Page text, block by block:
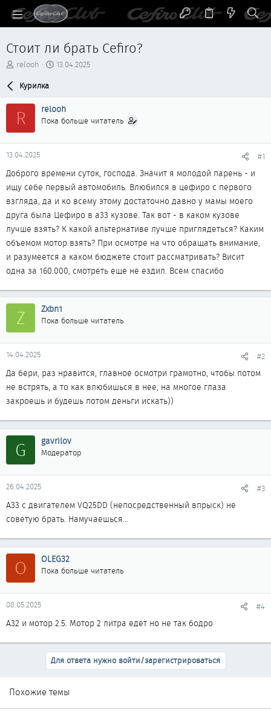
Стоит ли брать Cefiro?
А
р
т
м
ы
relooh
Д
н
а
а
13.04.2025
Курилка
R relooh
Пока больше читатель
13.04.2025 #1
Доброго времени суток, господа. Значит я молодой парень - и
ищу себе первый автомобиль. Влюбился в цефиро с первого
взгляда, да и ко всему этому достаточно давно у мамы моего
друга была Цефиро в а33 кузове. Так вот - в каком кузове
лучше взять? К какой альтернативе лучше приглядеться? Каким
объемом мотор взять? При осмотре на что обращать внимание,
и разумеется а каком бюджете стоит рассматривать? Висит
одна за 160.000, смотреть еще не ездил. Всем спасибо
Z Zxbn1
Пока больше читатель
14.04.2025 #2
Да бери, раз нравится, главное осмотри грамотно, чтобы потом
не встрять, а то как влюбишься в нее, на многое глаза
закроешь и будешь потом деньги искать))
G gavrilov
Модератор
26.04.2025 #3
А33 с двигателем VQ25DD (непосредственный впрыск) не
советую брать. Намучаешься...
O OLEG32
Пока больше читатель
08.05.2025 #4
А32 и мотор 2.5. Мотор 2 литра едет но не так бодро
Для ответа нужно войти/зарегистрироваться
Похожие темы